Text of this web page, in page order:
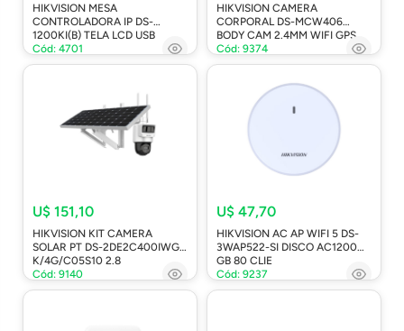
HIKVISION MESA
CONTROLADORA IP DS-
1200KI(B) TELA LCD USB
Cód: 4701
HIKVISION CAMERA
CORPORAL DS-MCW406
BODY CAM 2.4MM WIFI GPS
Cód: 9374
U$ 151,10
HIKVISION KIT CAMERA
SOLAR PT DS-2DE2C400IWG-
K/4G/C05S10 2.8
Cód: 9140
U$ 47,70
HIKVISION AC AP WIFI 5 DS-
3WAP522-SI DISCO AC1200
GB 80 CLIE
Cód: 9237